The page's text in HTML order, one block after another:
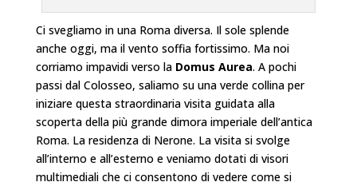
Ci svegliamo in una Roma diversa. Il sole splende
anche oggi, ma il vento soffia fortissimo. Ma noi
corriamo impavidi verso la Domus Aurea. A pochi
passi dal Colosseo, saliamo su una verde collina per
iniziare questa straordinaria visita guidata alla
scoperta della più grande dimora imperiale dell’antica
Roma. La residenza di Nerone. La visita si svolge
all’interno e all’esterno e veniamo dotati di visori
multimediali che ci consentono di vedere come si